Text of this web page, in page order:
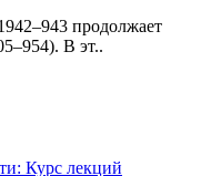
продолжает
В эт..